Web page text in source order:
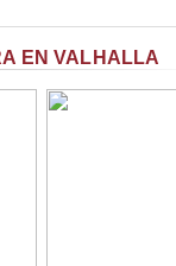
EN VALHALLA